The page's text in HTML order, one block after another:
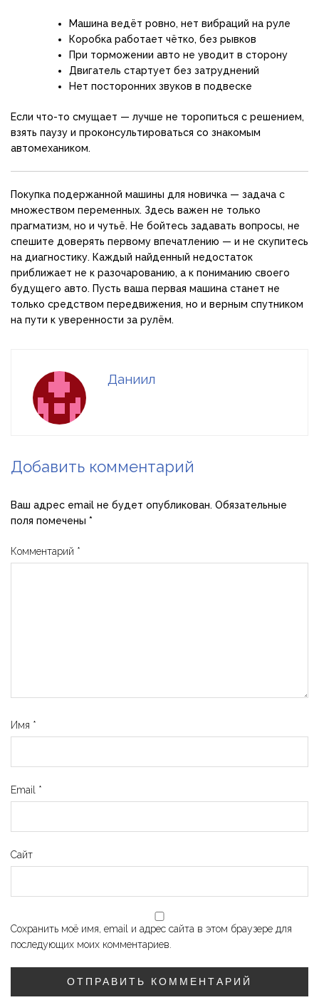
Машина ведёт ровно, нет вибраций на руле
Коробка работает чётко, без рывков
При торможении авто не уводит в сторону
Двигатель стартует без затруднений
Нет посторонних звуков в подвеске
Если что-то смущает — лучше не торопиться с решением,
взять паузу и проконсультироваться со знакомым
автомехаником.
Покупка подержанной машины для новичка — задача с
множеством переменных. Здесь важен не только
прагматизм, но и чутьё. Не бойтесь задавать вопросы, не
спешите доверять первому впечатлению — и не скупитесь
на диагностику. Каждый найденный недостаток
приближает не к разочарованию, а к пониманию своего
будущего авто. Пусть ваша первая машина станет не
только средством передвижения, но и верным спутником
на пути к уверенности за рулём.
Даниил
Добавить комментарий
Ваш адрес email не будет опубликован. Обязательные
поля помечены *
Комментарий *
Имя *
Email *
Сайт
Сохранить моё имя, email и адрес сайта в этом браузере для
последующих моих комментариев.